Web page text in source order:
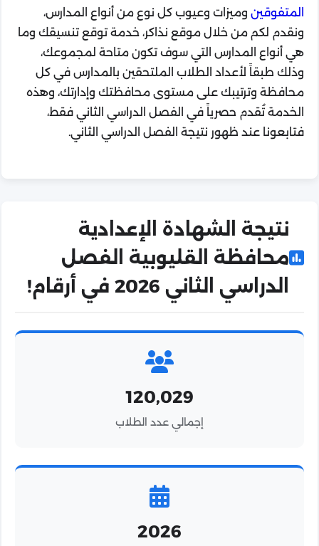
المتفوقين وميزات وعيوب كل نوع من أنواع المدارس،
ونقدم لكم من خلال موقع نذاكر، خدمة توقع تنسيقك وما
هي أنواع المدارس التي سوف تكون متاحة لمجموعك،
وذلك طبقاً لأعداد الطلاب الملتحقين بالمدارس في كل
محافظة وترتيبك على مستوى محافظتك وإدارتك، وهذه
الخدمة تُقدم حصرياً في الفصل الدراسي الثاني فقط،
فتابعونا عند ظهور نتيجة الفصل الدراسي الثاني.
نتيجة الشهادة الإعدادية
محافظة القليوبية الفصل
الدراسي الثاني 2026 في أرقام!
120,029
إجمالي عدد الطلاب
2026